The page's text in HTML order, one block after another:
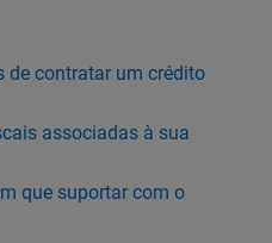
de contratar um crédito
associadas à sua
que suportar com o